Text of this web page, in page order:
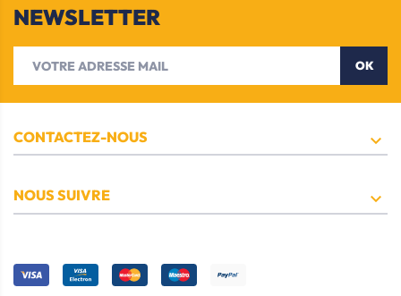
NEWSLETTER
OK
CONTACTEZ-NOUS 
NOUS SUIVRE 